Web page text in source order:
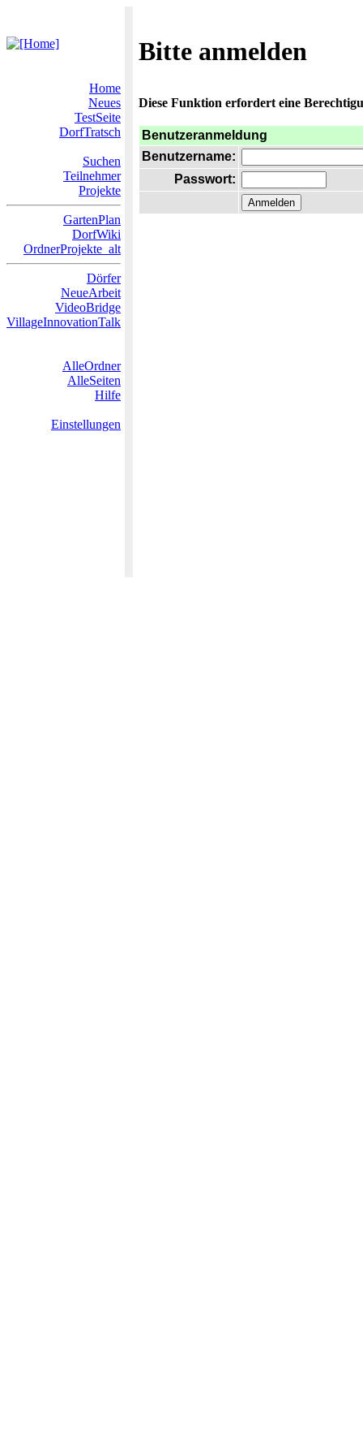
Bitte anmelden
Home
Neues
TestSeite
DorfTratsch
Suchen
Teilnehmer
Projekte
GartenPlan
DorfWiki
OrdnerProjekte_alt
Dörfer
NeueArbeit
VideoBridge
VillageInnovationTalk
AlleOrdner
AlleSeiten
Hilfe
Einstellungen
Diese Funktion erfordert eine
Benutzeranmeldung
Benutzername:
Passwort: